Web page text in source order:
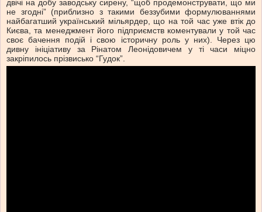
двічі на добу заводську сирену, “щоб продемонструвати, що ми
не згодні” (приблизно з такими беззубими формулюваннями
найбагатший український мільярдер, що на той час уже втік до
Києва, та менеджмент його підприємств коментували у той час
своє бачення подій і свою історичну роль у них). Через цю
дивну ініціативу за Рінатом Леонідовичем у ті часи міцно
закріпилось прізвисько “Гудок”.